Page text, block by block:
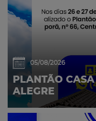
05/08/2026
PLANTÃO
ALEGRE